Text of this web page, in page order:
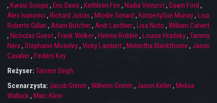
, Kwasi Songui , Eric Davis , Kathleen Fee , Nadia Verrucci , Dawn Ford ,
Alex Ivanovici , Richard Jutras , Mlodie Simard , KimberlySue Murray, Lisa
Roberts Gillan , Adam Butcher, Andr Lanthier, Lisa Noto , William Calvert
, Nicholas Guest, Frank Welker, Helene Robbie , Louise Hradsky, Tammy
Nera, Stephanie Moseley, Vicky Lambert, Melantha Blackthorne , Jason
Cavalier, Finders Key
Reżyser: Tarsem Singh
Scenarzysta: Jacob Grimm , Wilhelm Grimm , Jason Keller, Melisa
Wallack, Marc Klein